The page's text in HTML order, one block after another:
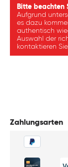
Bitte beachten
Aufgrund
es dazu
authentisch
Auswahl der
kontaktieren
Zahlungsarten